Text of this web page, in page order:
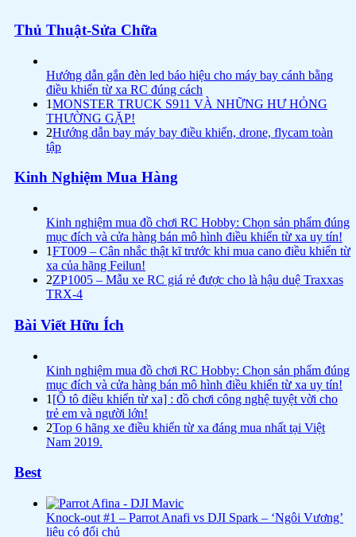
Thủ Thuật-Sửa Chữa
Hướng dẫn gắn đèn led báo hiệu cho máy bay cánh bằng
điều khiển từ xa RC đúng cách
1MONSTER TRUCK S911 VÀ NHỮNG HƯ HỎNG
THƯỜNG GẶP!
2Hướng dẫn bay máy bay điều khiển, drone, flycam toàn
tập
Kinh Nghiệm Mua Hàng
Kinh nghiệm mua đồ chơi RC Hobby: Chọn sản phẩm đúng
mục đích và cửa hàng bán mô hình điều khiển từ xa uy tín!
1FT009 – Cân nhắc thật kĩ trước khi mua cano điều khiển từ
xa của hãng Feilun!
2ZP1005 – Mẫu xe RC giá rẻ được cho là hậu duệ Traxxas
TRX-4
Bài Viết Hữu Ích
Kinh nghiệm mua đồ chơi RC Hobby: Chọn sản phẩm đúng
mục đích và cửa hàng bán mô hình điều khiển từ xa uy tín!
1 [Ô tô điều khiển từ xa] : đồ chơi công nghệ tuyệt vời cho
trẻ em và người lớn!
2Top 6 hãng xe điều khiển từ xa đáng mua nhất tại Việt
Nam 2019.
Best
Knock-out #1 – Parrot Anafi vs DJI Spark – ‘Ngôi Vương’
liệu có đổi chủ